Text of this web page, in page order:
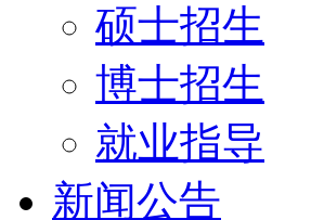
硕士招生
博士招生
就业指导
新闻公告